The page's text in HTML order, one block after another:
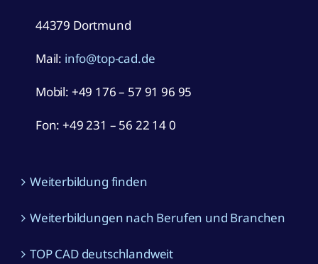
Mail:info@top-cad.de
Mobil:+49 176 – 57 91 96 95
Fon: +49 231 – 56 22 14 0
Weiterbildungen nach Berufen und Branchen
TOP CAD deutschlandweit
Alle Kursstarts